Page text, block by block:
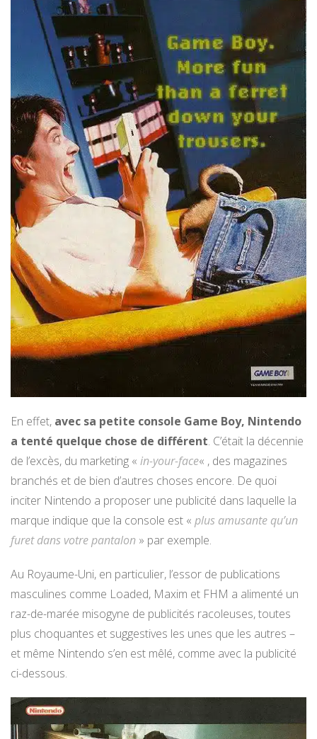
En effet, avec sa petite console Game Boy, Nintendo
a tenté quelque chose de différent. C’était la décennie
de l’excès, du marketing « in-your-face« , des magazines
branchés et de bien d’autres choses encore. De quoi
inciter Nintendo a proposer une publicité dans laquelle la
marque indique que la console est « plus amusante qu’un
furet dans votre pantalon » par exemple.
Au Royaume-Uni, en particulier, l’essor de publications
masculines comme Loaded, Maxim et FHM a alimenté un
raz-de-marée misogyne de publicités racoleuses, toutes
plus choquantes et suggestives les unes que les autres –
et même Nintendo s’en est mêlé, comme avec la publicité
ci-dessous.